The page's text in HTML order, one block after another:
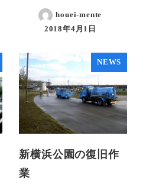
houei-mente
2018年4月1日
NEWS
新横浜公園の復旧作
業